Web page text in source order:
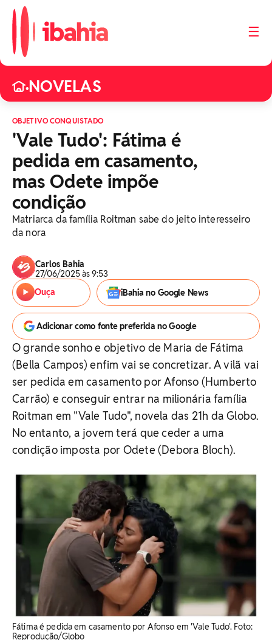
☰
•NOVELAS
OBJETIVO CONQUISTADO
'Vale Tudo': Fátima é
pedida em casamento,
mas Odete impõe
condição
Matriarca da família Roitman sabe do jeito interesseiro
da nora
Carlos Bahia
27/06/2025 às 9:53
Ouça
iBahia no Google News
Adicionar como fonte preferida no Google
O grande sonho e objetivo de Maria de Fátima
(Bella Campos) enfim vai se concretizar. A vilã vai
ser pedida em casamento por Afonso (Humberto
Carrão) e conseguir entrar na milionária família
Roitman em "Vale Tudo", novela das 21h da Globo.
No entanto, a jovem terá que ceder a uma
condição imposta por Odete (Debora Bloch).
Fátima é pedida em casamento por Afonso em 'Vale Tudo'. ​Foto:
Reprodução/Globo